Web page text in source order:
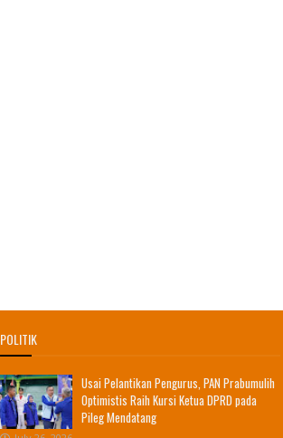
POLITIK
Usai Pelantikan Pengurus, PAN Prabumulih
Optimistis Raih Kursi Ketua DPRD pada
Pileg Mendatang